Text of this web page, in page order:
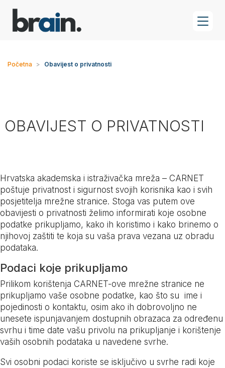
Početna > Obavijest o privatnosti
OBAVIJEST O PRIVATNOSTI
Hrvatska akademska i istraživačka mreža – CARNET
poštuje privatnost i sigurnost svojih korisnika kao i svih
posjetitelja mrežne stranice. Stoga vas putem ove
obavijesti o privatnosti želimo informirati koje osobne
podatke prikupljamo, kako ih koristimo i kako brinemo o
njihovoj zaštiti te koja su vaša prava vezana uz obradu
podataka.
Podaci koje prikupljamo
Prilikom korištenja CARNET-ove mrežne stranice ne
prikupljamo vaše osobne podatke, kao što su ime i
pojedinosti o kontaktu, osim ako ih dobrovoljno ne
unesete ispunjavanjem dostupnih obrazaca za određenu
svrhu i time date vašu privolu na prikupljanje i korištenje
vaših osobnih podataka u navedene svrhe.
Svi osobni podaci koriste se isključivo u svrhe radi koje